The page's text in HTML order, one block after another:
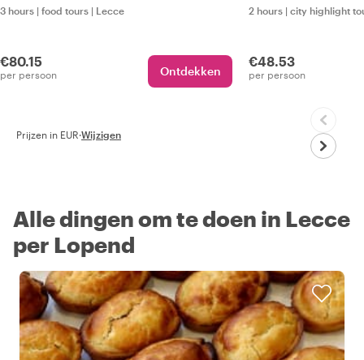
3 hours | food tours | Lecce
€80.15
per persoon Ontdekken
2 hours | city highlight
€48.53
per persoon
Prijzen in EUR·Wijzigen
Alle dingen om te doen in Lecce
per Lopend